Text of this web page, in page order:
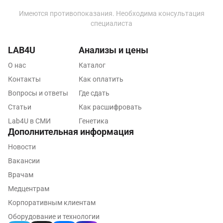
Котельники
Краснодар
Красноярск
Курск
Лобня
Имеются противопоказания. Необходима консультация
специалиста
LAB4U
О нас
Контакты
Вопросы и ответы
Статьи
Lab4U в СМИ
Анализы и цены
Каталог
Как оплатить
Где сдать
Как расшифровать
Генетика
Дополнительная информация
Новости
Вакансии
Врачам
Медцентрам
Корпоративным клиентам
Оборудование и технологии